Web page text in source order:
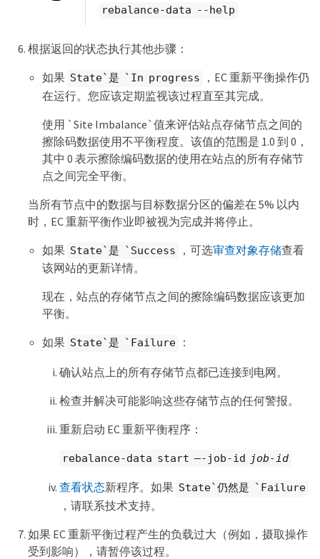
rebalance-data --help
根据返回的状态执行其他步骤：
如果 State`是 `In progress
，EC 重新平衡操作仍
在运行。您应该定期监视该过程直至其完成。
使用 `Site Imbalance`值来评估站点存储节点之间的
擦除码数据使用不平衡程度。该值的范围是 1.0 到 0，
其中 0 表示擦除编码数据的使用在站点的所有存储节
点之间完全平衡。
当所有节点中的数据与目标数据分区的偏差在 5% 以内
时，EC 重新平衡作业即被视为完成并将停止。
如果 State`是 `Success ，可选审查对象存储查看
该网站的更新详情。
现在，站点的存储节点之间的擦除编码数据应该更加
平衡。
如果 State`是 `Failure ：
确认站点上的所有存储节点都已连接到电网。
检查并解决可能影响这些存储节点的任何警报。
重新启动 EC 重新平衡程序：
rebalance-data start –-job-id job-id
查看状态新程序。如果 State`仍然是 `Failure
，请联系技术支持。
如果 EC 重新平衡过程产生的负载过大（例如，摄取操作
受到影响），请暂停该过程。